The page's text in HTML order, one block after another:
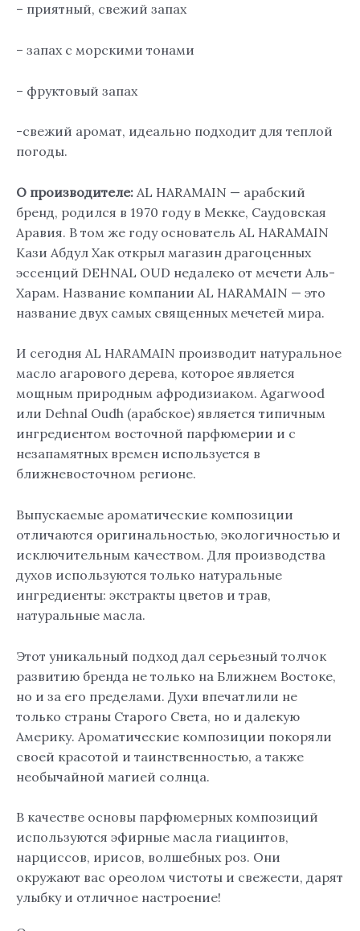
– приятный, свежий запах
– запах с морскими тонами
– фруктовый запах
-свежий аромат, идеально подходит для теплой
погоды.
О производителе: AL HARAMAIN — арабский
бренд, родился в 1970 году в Мекке, Саудовская
Аравия. В том же году основатель AL HARAMAIN
Кази Абдул Хак открыл магазин драгоценных
эссенций DEHNAL OUD недалеко от мечети Аль-
Харам. Название компании AL HARAMAIN — это
название двух самых священных мечетей мира.
И сегодня AL HARAMAIN производит натуральное
масло агарового дерева, которое является
мощным природным афродизиаком. Agarwood
или Dehnal Oudh (арабское) является типичным
ингредиентом восточной парфюмерии и с
незапамятных времен используется в
ближневосточном регионе.
Выпускаемые ароматические композиции
отличаются оригинальностью, экологичностью и
исключительным качеством. Для производства
духов используются только натуральные
ингредиенты: экстракты цветов и трав,
натуральные масла.
Этот уникальный подход дал серьезный толчок
развитию бренда не только на Ближнем Востоке,
но и за его пределами. Духи впечатлили не
только страны Старого Света, но и далекую
Америку. Ароматические композиции покоряли
своей красотой и таинственностью, а также
необычайной магией солнца.
В качестве основы парфюмерных композиций
используются эфирные масла гиацинтов,
нарциссов, ирисов, волшебных роз. Они
окружают вас ореолом чистоты и свежести, дарят
улыбку и отличное настроение!